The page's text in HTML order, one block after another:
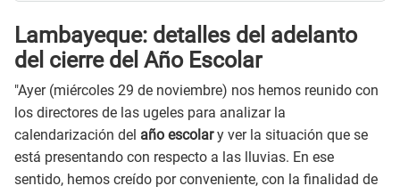
Lambayeque: detalles del adelanto
del cierre del Año Escolar
"Ayer (miércoles 29 de noviembre) nos hemos reunido con
los directores de las ugeles para analizar la
calendarización del año escolary ver la situación que se
está presentando con respecto a las lluvias. En ese
sentido, hemos creído por conveniente, con la finalidad de